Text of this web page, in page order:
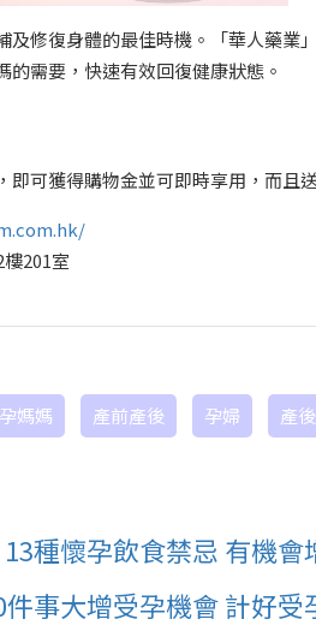
及修復身體的最佳時機。「華人藥業
需要，快速有效回復健康狀態。
可獲得購物金並可即時享用，而且
201室
孕媽媽 產前產後 孕婦 產
種懷孕飲食禁忌 有機
事大增受孕機會 計好